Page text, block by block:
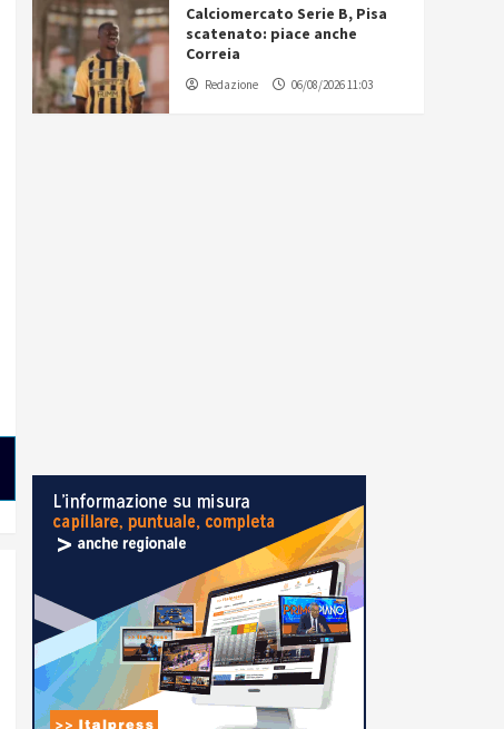
Calciomercato Serie B, Pisa
scatenato: piace anche
Correia
Redazione 06/08/2026 11:03